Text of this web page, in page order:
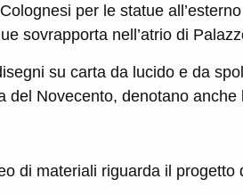
per le statue
sovrapporta nell’atrio di
su carta da lucido e da
del Novecento, denotano
di materiali riguarda il